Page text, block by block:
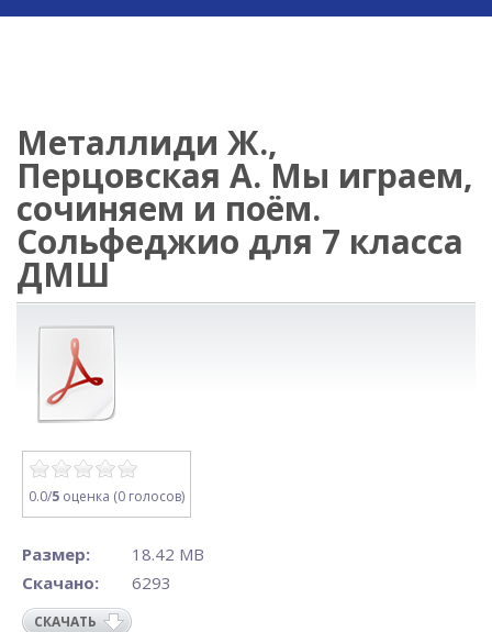
Металлиди Ж.,
Перцовская А. Мы играем,
сочиняем и поём.
Сольфеджио для 7 класса
ДМШ
0.0/5 оценка (0 голосов)
Размер:
18.42 MB
Скачано:
6293
СКАЧАТЬ